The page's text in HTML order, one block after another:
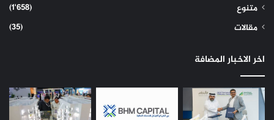
متنوع
(1٬658)
مقالات
(35)
اخر الاخبار المضافة